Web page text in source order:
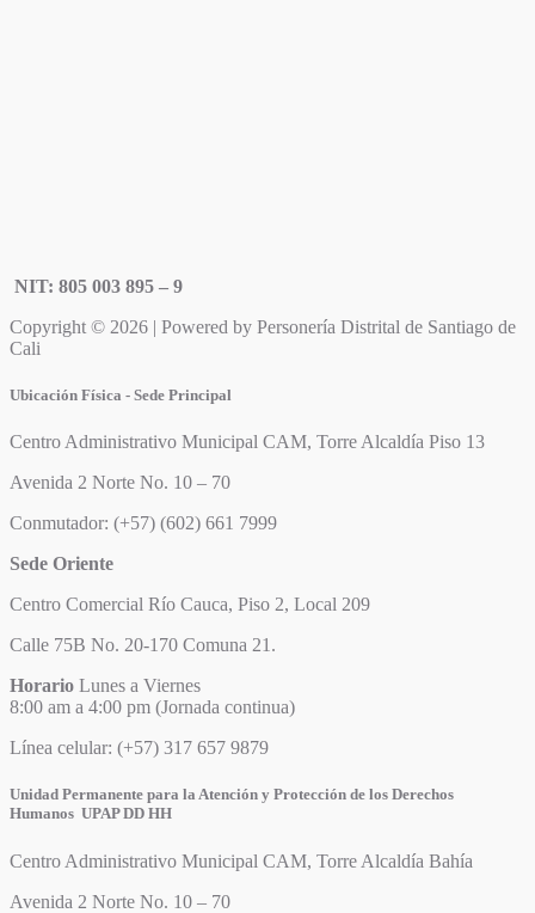
NIT: 805 003 895 – 9
Copyright © 2026 | Powered by Personería Distrital de Santiago de
Cali
Ubicación Física - Sede Principal
Centro Administrativo Municipal CAM, Torre Alcaldía Piso 13
Avenida 2 Norte No. 10 – 70
Conmutador: (+57) (602) 661 7999
Sede Oriente
Centro Comercial Río Cauca, Piso 2, Local 209
Calle 75B No. 20-170 Comuna 21.
Horario Lunes a Viernes
8:00 am a 4:00 pm (Jornada continua)
Línea celular: (+57) 317 657 9879
Unidad Permanente para la Atención y Protección de los Derechos
Humanos UPAP DD HH
Centro Administrativo Municipal CAM, Torre Alcaldía Bahía
Avenida 2 Norte No. 10 – 70